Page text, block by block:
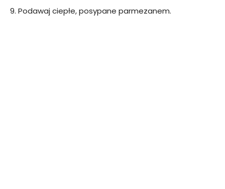
9. Podawaj ciepłe, posypane parmezanem.